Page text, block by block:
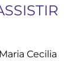
Cecilia